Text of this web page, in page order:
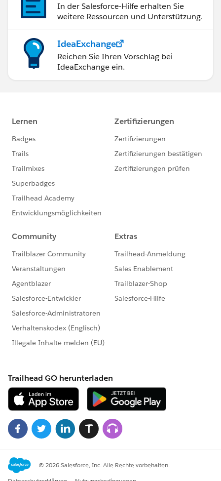
In der Salesforce-Hilfe erhalten Sie
weitere Ressourcen und Unterstützung.
IdeaExchange
Reichen Sie Ihren Vorschlag bei
IdeaExchange ein.